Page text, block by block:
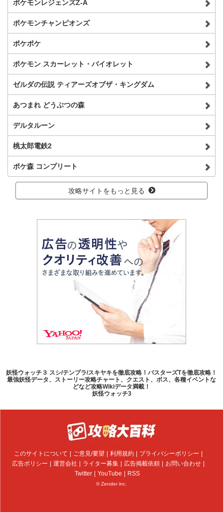
ポケモンレジェンズZ-A
ポケモンチャンピオンズ
ポケポケ
ポケモン スカーレット・バイオレット
ゼルダの伝説 ティアーズオブザ・キングダム
あつまれ どうぶつの森
デルタルーン
桃太郎電鉄2
ポケ森 コンプリート
攻略サイトをもっと見る
妖怪ウォッチ３ スシ/テンプラ/スキヤキを徹底攻略！バスターズTを徹底攻略！
最強妖怪データ、ストーリー攻略チャート、クエスト、ボス、各種イベントな
どなど攻略Wikiデータ満載！
妖怪ウォッチ3
このサイトについて ご意見/要望 利用規約
プライバシーポリシー
広告ポリシー
運営会社 ライター募集 広告掲載依頼
お問い合わせ
Twitter
YouTube RSS
© Zender inc.